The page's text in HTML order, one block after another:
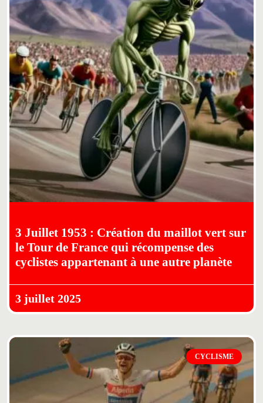
3 Juillet 1953 : Création du maillot vert sur
le Tour de France qui récompense des
cyclistes appartenant à une autre planète
3 juillet 2025
CYCLISME